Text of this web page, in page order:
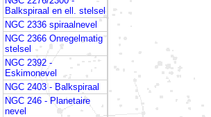
Balkspiraal en ell. stelsel
NGC 2336 spiraalnevel
NGC 2366 Onregelmatig
stelsel
NGC 2392 -
Eskimonevel
NGC 2403 - Balkspiraal
NGC 246 - Planetaire
nevel